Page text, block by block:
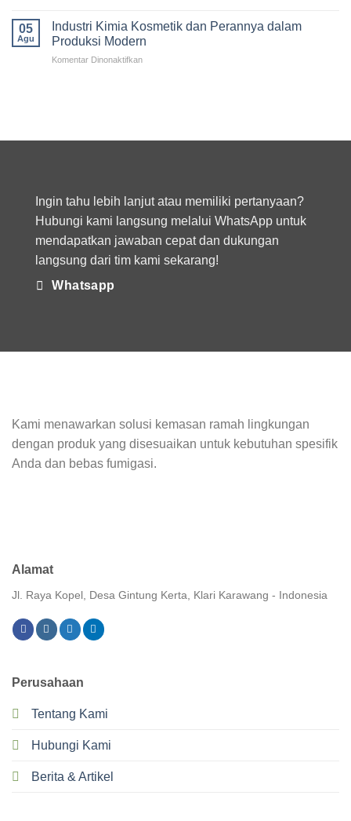
dan
Praktis
Corrugated
untuk
Solusi
Efisien
05
Agu
Industri Kimia Kosmetik dan Perannya dalam
Produksi Modern
Komentar Dinonaktifkanpada
dalam
Ingin tahu lebih lanjut atau memiliki pertanyaan?
Hubungi kami langsung melalui WhatsApp untuk
mendapatkan jawaban cepat dan dukungan
langsung dari tim kami sekarang!
Whatsapp
Kami menawarkan solusi kemasan ramah lingkungan
dengan produk yang disesuaikan untuk kebutuhan spesifik
Anda dan bebas fumigasi.
Perusahaan
Tentang Kami
Hubungi Kami
Berita & Artikel
Alamat
Jl. Raya Kopel, Desa Gintung Kerta, Klari Karawang - Indonesia